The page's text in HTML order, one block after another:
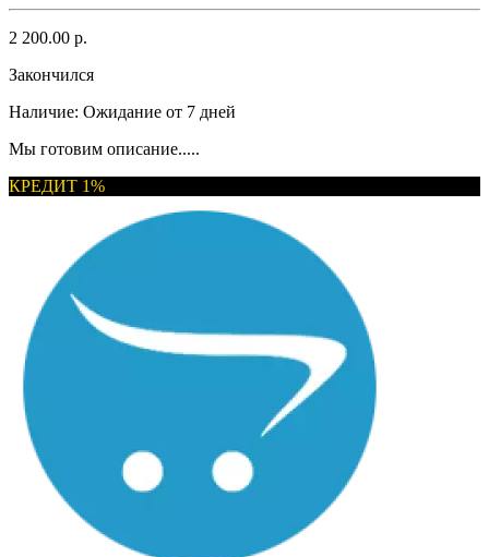
2 200.00 р.
Закончился
Наличие: Ожидание от 7 дней
Мы готовим описание.....
КРЕДИТ 1%